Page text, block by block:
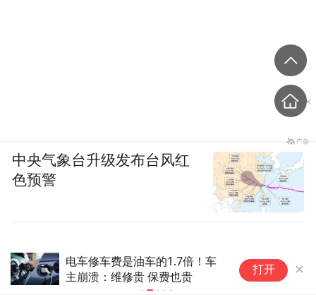
倍！车
贵
吉利谈速成车乱象：旗下新车平
均开发周期达3-5年
打开
中央气象台升级发布台风红
色预警